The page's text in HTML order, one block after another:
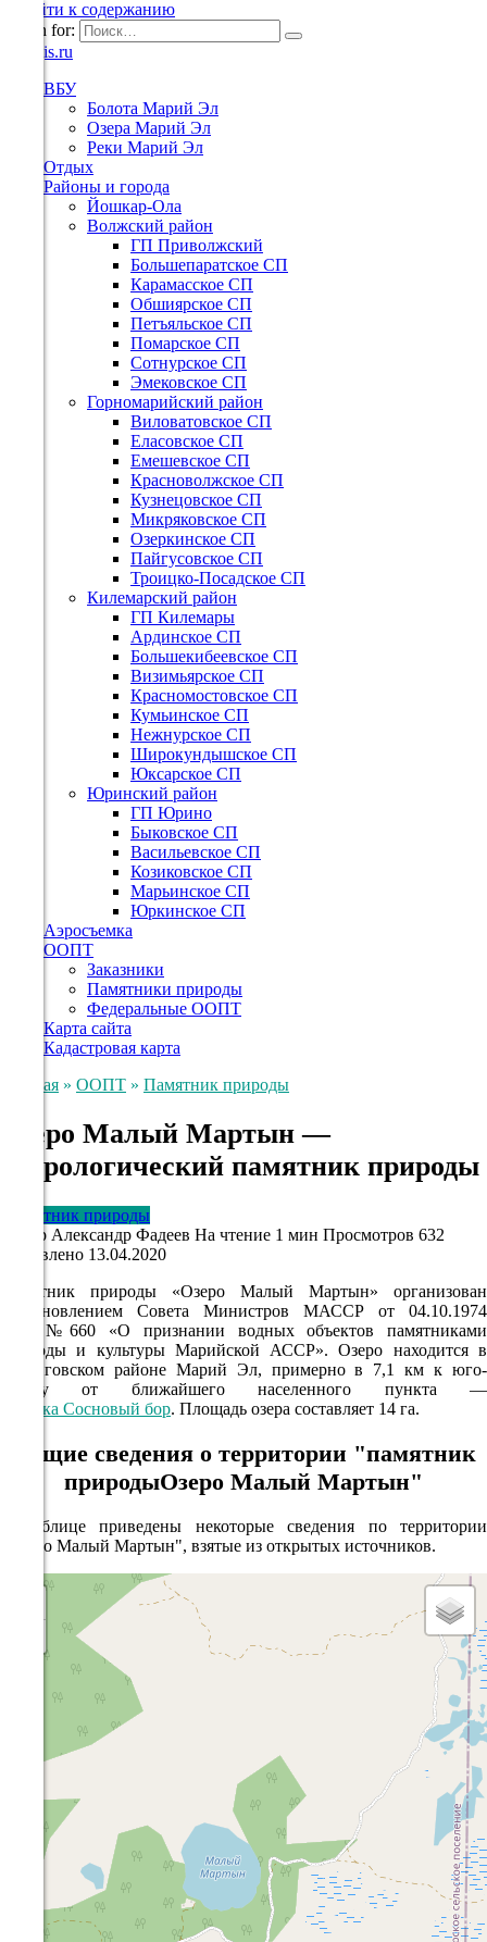
Перейти к содержанию
Search for:
ВБУ
Болота Марий Эл
Озера Марий Эл
Реки Марий Эл
Отдых
Районы и города
Йошкар-Ола
Волжский район
ГП Приволжский
Большепаратское СП
Карамасское СП
Обшиярское СП
Петъяльское СП
Помарское СП
Сотнурское СП
Эмековское СП
Горномарийский район
Виловатовское СП
Еласовское СП
Емешевское СП
Красноволжское СП
Кузнецовское СП
Микряковское СП
Озеркинское СП
Пайгусовское СП
Троицко-Посадское СП
Килемарский район
ГП Килемары
Ардинское СП
Большекибеевское СП
Визимьярское СП
Красномостовское СП
Кумьинское СП
Нежнурское СП
Широкундышское СП
Юксарское СП
Юринский район
ГП Юрино
Быковское СП
Васильевское СП
Козиковское СП
Марьинское СП
Юркинское СП
Аэросъемка
ООПТ
Заказники
Памятники природы
Федеральные ООПТ
Карта сайта
Кадастровая карта
Главная » ООПТ » Памятник природы
Озеро Малый Мартын —
гидрологический памятник природы
Памятник природы
Автор Александр Фадеев На чтение 1 мин Просмотров 632
Обновлено 13.04.2020
Памятник природы «Озеро Малый Мартын» организован
постановлением Совета Министров МАССР от 04.10.1974
года №660 «О признании водных объектов памятниками
природы и культуры Марийской АССР». Озеро находится в
Звениговском районе Марий Эл, примерно в 7,1 км к юго-
западу от ближайшего населенного пункта —
посёлка Сосновый бор. Площадь озера составляет 14 га.
Общие сведения о территории "памятник
природыОзеро Малый Мартын"
В таблице приведены некоторые сведения по территории
"Озеро Малый Мартын", взятые из открытых источников.